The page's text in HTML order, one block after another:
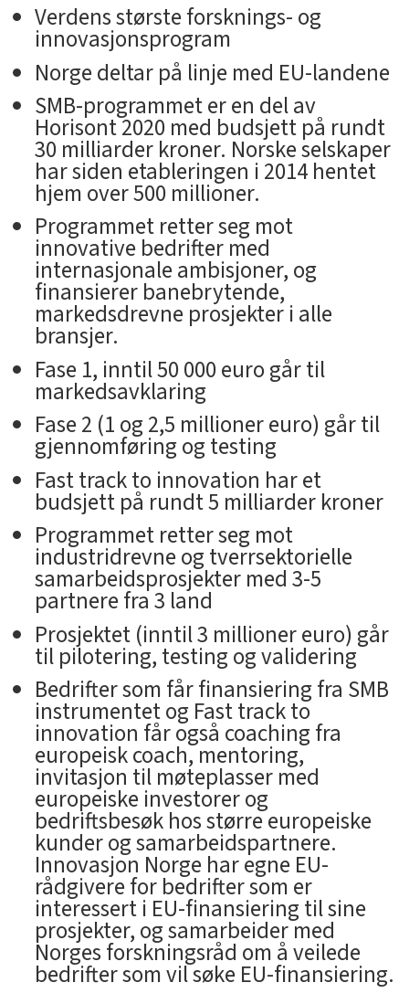
Verdens største forsknings- og
innovasjonsprogram
Norge deltar på linje med EU-landene
SMB-programmet er en del av
Horisont 2020 med budsjett på rundt
30 milliarder kroner. Norske selskaper
har siden etableringen i 2014 hentet
hjem over 500 millioner.
Programmet retter seg mot
innovative bedrifter med
internasjonale ambisjoner, og
finansierer banebrytende,
markedsdrevne prosjekter i alle
bransjer.
Fase 1, inntil 50 000 euro går til
markedsavklaring
Fase 2 (1 og 2,5 millioner euro) går til
gjennomføring og testing
Fast track to innovation har et
budsjett på rundt 5 milliarder kroner
Programmet retter seg mot
industridrevne og tverrsektorielle
samarbeidsprosjekter med 3-5
partnere fra 3 land
Prosjektet (inntil 3 millioner euro) går
til pilotering, testing og validering
Bedrifter som får finansiering fra SMB
instrumentet og Fast track to
innovation får også coaching fra
europeisk coach, mentoring,
invitasjon til møteplasser med
europeiske investorer og
bedriftsbesøk hos større europeiske
kunder og samarbeidspartnere.
Innovasjon Norge har egne EU-
rådgivere for bedrifter som er
interessert i EU-finansiering til sine
prosjekter, og samarbeider med
Norges forskningsråd om å veilede
bedrifter som vil søke EU-finansiering.